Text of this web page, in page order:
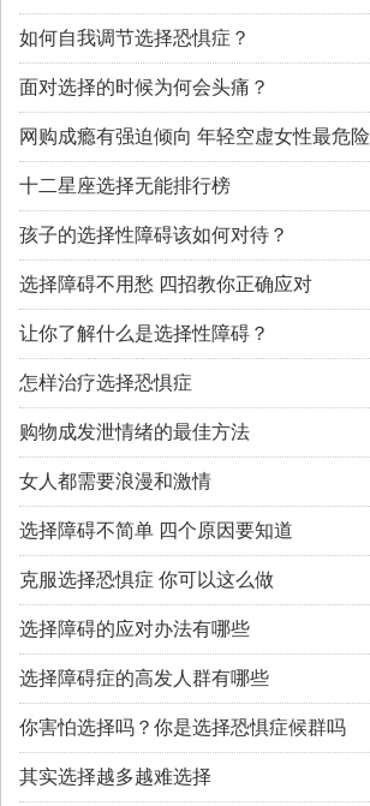
如何自我调节选择恐惧症？
面对选择的时候为何会头痛？
网购成瘾有强迫倾向 年轻空虚女性最危险
十二星座选择无能排行榜
孩子的选择性障碍该如何对待？
选择障碍不用愁 四招教你正确应对
让你了解什么是选择性障碍？
怎样治疗选择恐惧症
购物成发泄情绪的最佳方法
女人都需要浪漫和激情
选择障碍不简单 四个原因要知道
克服选择恐惧症 你可以这么做
选择障碍的应对办法有哪些
选择障碍症的高发人群有哪些
你害怕选择吗？你是选择恐惧症候群吗
其实选择越多越难选择